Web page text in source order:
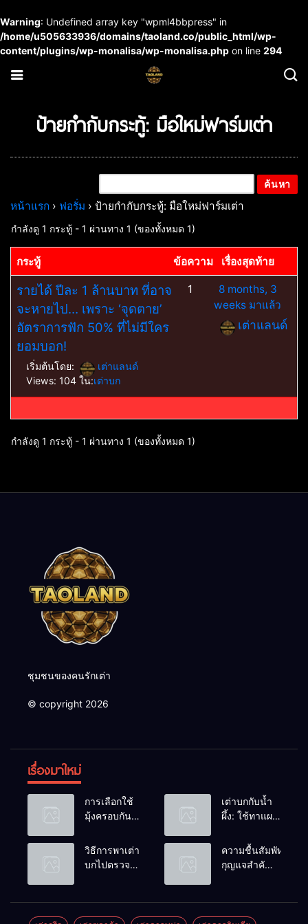
Warning: Undefined array key "wpml4bbpress" in
/home/u505633936/domains/taoland.co/public_html/wp-
content/plugins/wp-monalisa/wp-monalisa.php on line 294
ป้ายกำกับกระทู้: มือใหม่ฟาร์มเต่า
หน้าแรก › ฟอรั่ม › ป้ายกำกับกระทู้: มือใหม่ฟาร์มเต่า
กำลังดู 1 กระทู้ - 1 ผ่านทาง 1 (ของทั้งหมด 1)
กระทู้ ข้อความ เรื่องสุดท้าย
รายได้ ปีละ 1 ล้านบาท ที่อาจ
จะหายไป… เพราะ ‘จุดตาย’
อัตราการฟัก 50% ที่ไม่มีใคร
ยอมบอก!
เริ่มต้นโดย:
เต่าแลนด์
Views: 104 ใน:เต่าบก
1
8 months, 3
weeks มาแล้ว
เต่าแลนด์
กำลังดู 1 กระทู้ - 1 ผ่านทาง 1 (ของทั้งหมด 1)
ชุมชนของคนรักเต่า
© copyright 2026
เรื่องมาใหม่
การเลือกใช้
มุ้งครอบกัน
วางไข่ในคอก
เต่า
เต่าบกกับน้ำ
ผึ้ง: ใช้ทาแผล
ดื่มได้ไหม?
วิธีการพาเต่า
บกไปตรวจ
ความชื้นสัมพัทธ์:
กุญแจสำคัญ